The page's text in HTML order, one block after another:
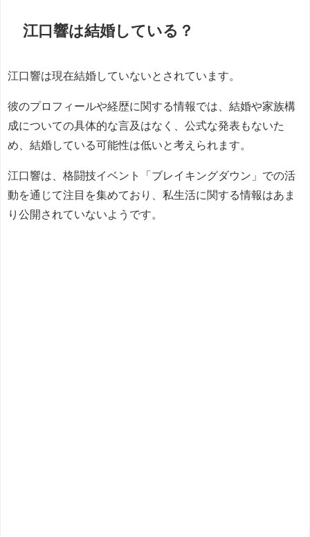
江口響は結婚している？
江口響は現在結婚していないとされています。
彼のプロフィールや経歴に関する情報では、結婚や家族構
成についての具体的な言及はなく、公式な発表もないた
め、結婚している可能性は低いと考えられます。
江口響は、格闘技イベント「ブレイキングダウン」での活
動を通じて注目を集めており、私生活に関する情報はあま
り公開されていないようです。